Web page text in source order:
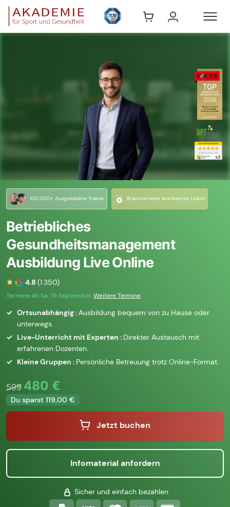
100.000+ Ausgebildete Trainer Branchenweit anerkannte Lizenz
Betriebliches
Gesundheitsmanagement
Ausbildung Live Online
4.8 (1.350)
Termine ab Sa. 19 SeptemberWeitere Termine
Ortsunabhängig :Ausbildung bequem von zu Hause oder
unterwegs.
Live-Unterricht mit Experten : Direkter Austausch mit
erfahrenen Dozenten.
Kleine Gruppen : Persönliche Betreuung trotz Online-Format.
599 480 €
Du sparst 119,00 €
Jetzt buchen
Infomaterial anfordern
Sicher und einfach bezahlen